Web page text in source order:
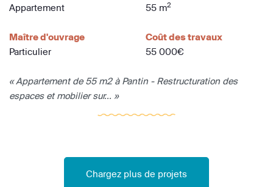
Appartement
55 m2
Maître d'ouvrage
Particulier
Coût des travaux
55 000€
« Appartement de 55 m2 à Pantin - Restructuration des
espaces et mobilier sur... »
Chargez plus de projets